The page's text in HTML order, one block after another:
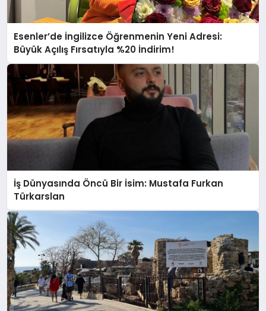
Esenler’de İngilizce Öğrenmenin Yeni Adresi:
Büyük Açılış Fırsatıyla %20 İndirim!
İş Dünyasında Öncü Bir İsim: Mustafa Furkan
Türkarslan